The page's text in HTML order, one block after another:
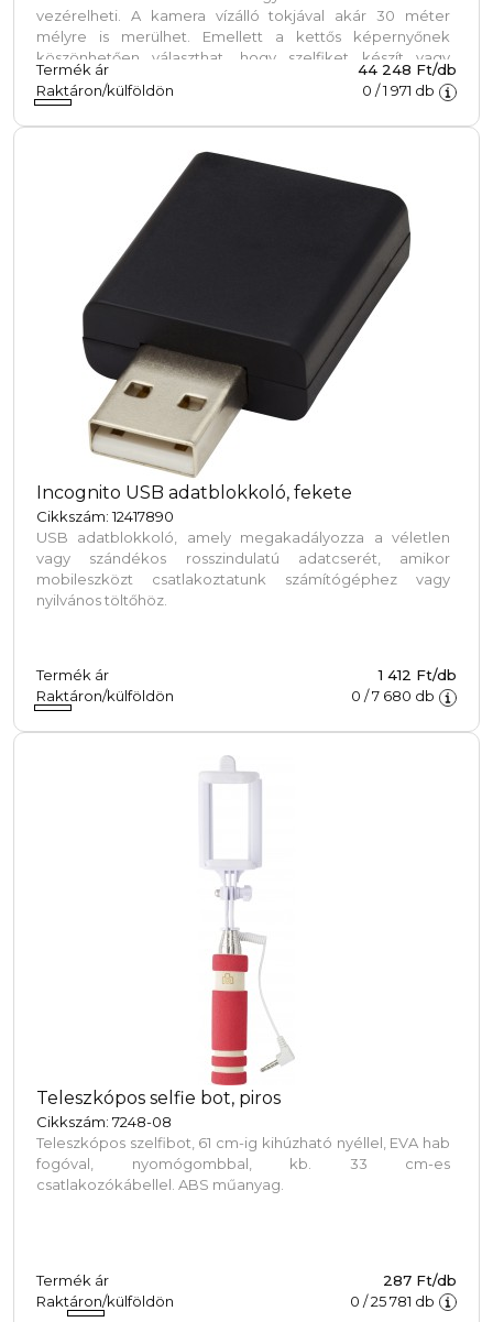
vezérelheti. A kamera vízálló tokjával akár 30 méter
mélyre is merülhet. Emellett a kettős képernyőnek
köszönhetően választhat, hogy szelfiket készít vagy
hagyományos módban rögzít.
Termék ár
44 248 Ft/db
Raktáron/külföldön
0 /1 971 db
Incognito USB adatblokkoló, fekete
Cikkszám: 12417890
USB adatblokkoló, amely megakadályozza a véletlen
vagy szándékos rosszindulatú adatcserét, amikor
mobileszközt csatlakoztatunk számítógéphez vagy
nyilvános töltőhöz.
Termék ár
1 412 Ft/db
Raktáron/külföldön
0 /7 680 db
Teleszkópos selfie bot, piros
Cikkszám: 7248-08
Teleszkópos szelfibot, 61 cm-ig kihúzható nyéllel, EVA hab
fogóval, nyomógombbal, kb. 33 cm-es
csatlakozókábellel. ABS műanyag.
Termék ár
287 Ft/db
Raktáron/külföldön
0 /25 781 db